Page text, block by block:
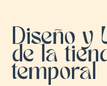
Diseño y
de la
temporal